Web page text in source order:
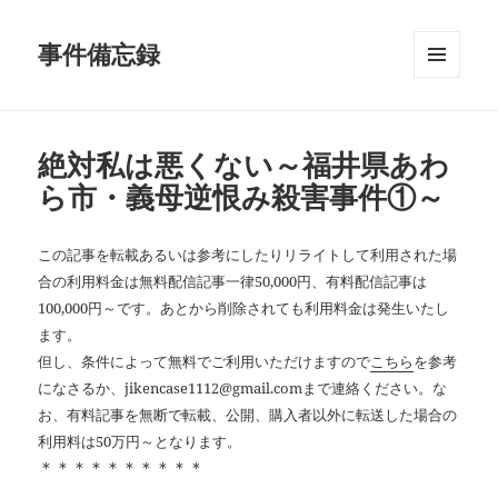
事件備忘録
絶対私は悪くない～福井県あわ
ら市・義母逆恨み殺害事件①～
この記事を転載あるいは参考にしたりリライトして利用された場
合の利用料金は無料配信記事一律50,000円、有料配信記事は
100,000円～です。あとから削除されても利用料金は発生いたし
ます。
但し、条件によって無料でご利用いただけますのでこちらを参考
になさるか、jikencase1112@gmail.comまで連絡ください。な
お、有料記事を無断で転載、公開、購入者以外に転送した場合の
利用料は50万円～となります。
＊＊＊＊＊＊＊＊＊＊